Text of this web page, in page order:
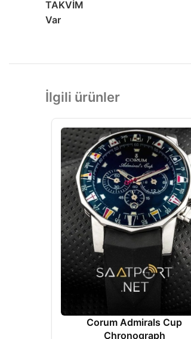
TAKVİM
Var
İlgili ürünler
Corum Admirals Cup
Chronograph